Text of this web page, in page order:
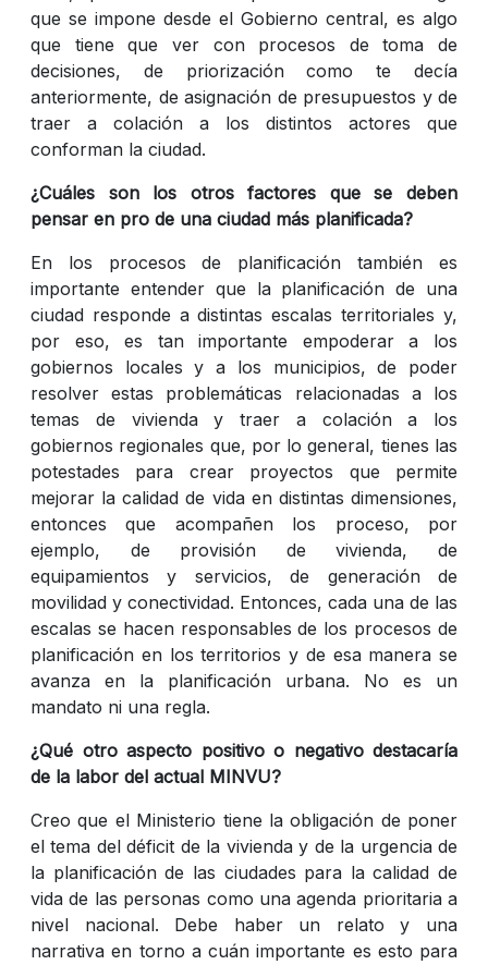
que se impone desde el Gobierno central, es algo
que tiene que ver con procesos de toma de
decisiones, de priorización como te decía
anteriormente, de asignación de presupuestos y de
traer a colación a los distintos actores que
conforman la ciudad.
¿Cuáles son los otros factores que se deben
pensar en pro de una ciudad más planificada?
En los procesos de planificación también es
importante entender que la planificación de una
ciudad responde a distintas escalas territoriales y,
por eso, es tan importante empoderar a los
gobiernos locales y a los municipios, de poder
resolver estas problemáticas relacionadas a los
temas de vivienda y traer a colación a los
gobiernos regionales que, por lo general, tienes las
potestades para crear proyectos que permite
mejorar la calidad de vida en distintas dimensiones,
entonces que acompañen los proceso, por
ejemplo, de provisión de vivienda, de
equipamientos y servicios, de generación de
movilidad y conectividad. Entonces, cada una de las
escalas se hacen responsables de los procesos de
planificación en los territorios y de esa manera se
avanza en la planificación urbana. No es un
mandato ni una regla.
¿Qué otro aspecto positivo o negativo destacaría
de la labor del actual MINVU?
Creo que el Ministerio tiene la obligación de poner
el tema del déficit de la vivienda y de la urgencia de
la planificación de las ciudades para la calidad de
vida de las personas como una agenda prioritaria a
nivel nacional. Debe haber un relato y una
narrativa en torno a cuán importante es esto para